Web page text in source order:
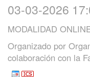
03-03-2026
MODALIDAD
Organizado por
colaboración con la